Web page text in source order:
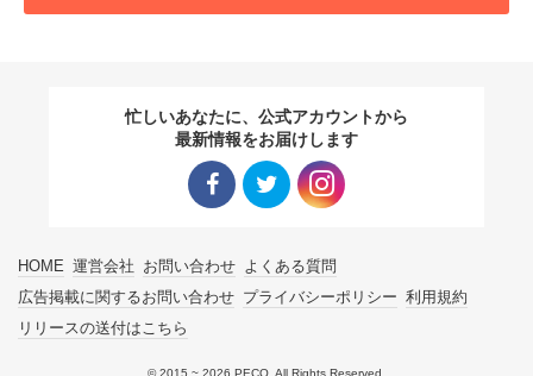
忙しいあなたに、公式アカウントから
最新情報をお届けします
HOME 運営会社 お問い合わせ よくある質問
広告掲載に関するお問い合わせ プライバシーポリシー 利用規約
リリースの送付はこちら
© 2015 ~ 2026 PECO. All Rights Reserved.